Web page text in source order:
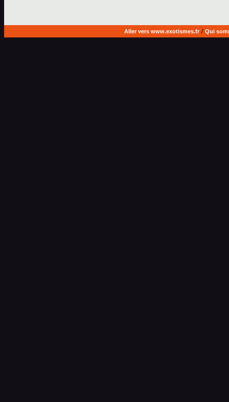
Aller vers www.exotismes.fr/ Qui